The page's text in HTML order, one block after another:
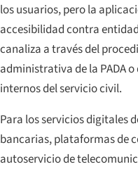
los usuarios, pero la
accesibilidad contra
canaliza a través del
administrativa de la PADA
internos del servicio civil.
Para los servicios digitales
bancarias, plataformas de
autoservicio de